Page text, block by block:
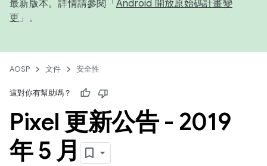
最新版本。詳情請參閱「 Android 開放原始碼計畫變
更 」。
AOSP 文件 安全性
這對你有幫助嗎？
Pixel 更新公告 - 2019
年 5 月